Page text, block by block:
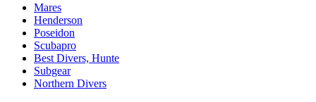
Mares
Henderson
Poseidon
Scubapro
Best Divers, Hunte
Subgear
Northern Divers